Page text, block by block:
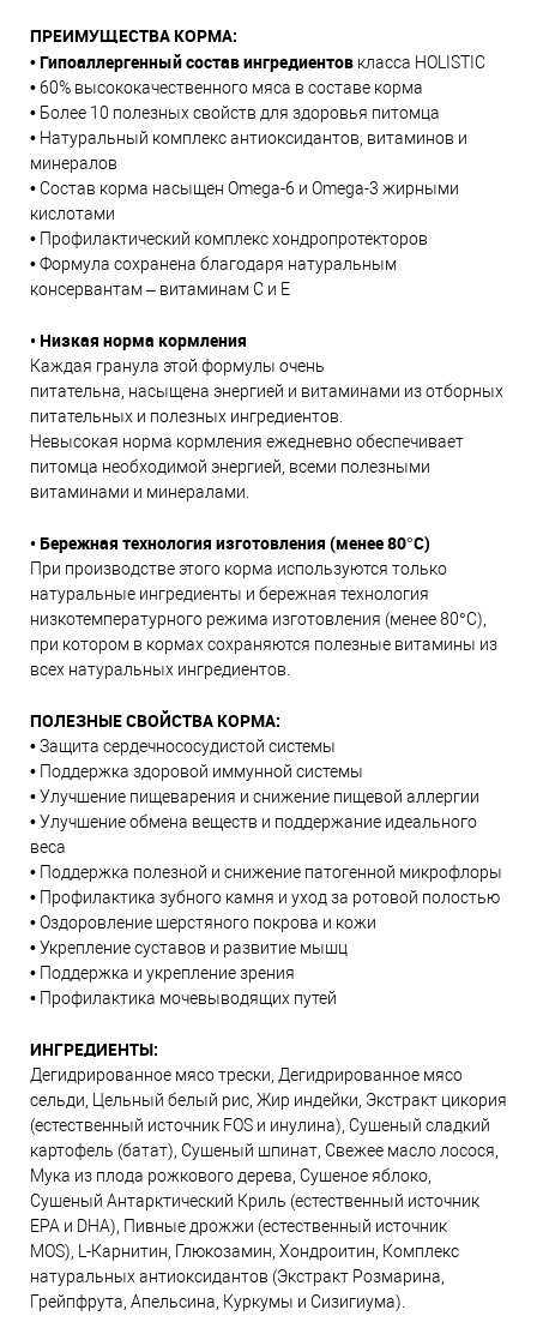
ПРЕИМУЩЕСТВА КОРМА:
•Гипоаллергенныйсостав ингредиентов класса HOLISTIC
• 60% высококачественного мяса в составе корма
• Более 10 полезных свойств для здоровья питомца
• Натуральный комплекс антиоксидантов, витаминов и
минералов
• Состав корма насыщен Omega-6 и Omega-3 жирными
кислотами
• Профилактический комплекс хондропротекторов
• Формула сохранена благодаря натуральным
консервантам – витаминам C и E
• Низкая норма кормления
Каждая гранула этой формулы очень
питательна, насыщена энергией и витаминами из отборных
питательных и полезных ингредиентов.
Невысокая норма кормления ежедневно обеспечивает
питомца необходимой энергией, всеми полезными
витаминами и минералами.
•Бережная технология изготовления (менее 80°C)
При производстве этого корма используются только
натуральные ингредиенты и бережная технология
низкотемпературного режима изготовления (менее 80°C),
при котором в кормах сохраняются полезные витамины из
всех натуральных ингредиентов.
ПОЛЕЗНЫЕ СВОЙСТВА КОРМА:
• Защита сердечнососудистой системы
• Поддержка здоровой иммунной системы
• Улучшение пищеварения и снижение пищевой аллергии
• Улучшение обмена веществ и поддержание идеального
веса
• Поддержка полезной и снижение патогенной микрофлоры
• Профилактика зубного камня и уход за ротовой полостью
• Оздоровление шерстяного покрова и кожи
• Укрепление суставов и развитие мышц
• Поддержка и укрепление зрения
• Профилактика мочевыводящих путей
ИНГРЕДИЕНТЫ:
Дегидрированное мясо трески, Дегидрированное мясо
сельди, Цельный белый рис, Жир индейки, Экстракт цикория
(естественный источник FOS и инулина), Сушеный сладкий
картофель (батат), Сушеный шпинат, Свежее масло лосося,
Мука из плода рожкового дерева, Сушеное яблоко,
Сушеный Антарктический Криль (естественный источник
EPA и DHA), Пивные дрожжи (естественный источник
MOS), L-Карнитин, Глюкозамин, Хондроитин, Комплекс
натуральных антиоксидантов (Экстракт Розмарина,
Грейпфрута, Апельсина, Куркумы и Сизигиума).